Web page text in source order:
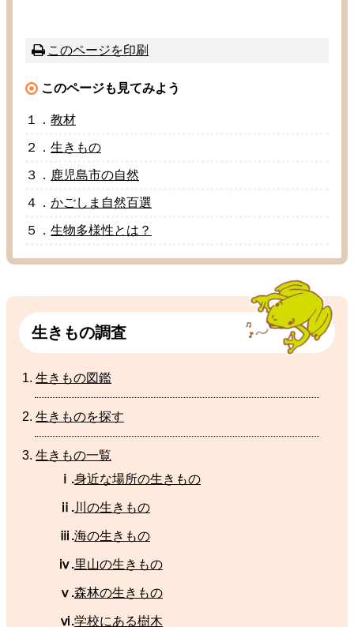
このページを印刷
このページも 見てみよう
１． 教材
２． 生きもの
３． 鹿児島市の自然
４． かごしま 自然百選
５． 生物多様性とは？
生きもの調査
生きもの図鑑
生きものを探す
生きもの一覧
ⅰ.身近な場所の生きもの
ⅱ.川 の生きもの
ⅲ.海の生きもの
ⅳ.里山の生きもの
ⅴ.森林の生きもの
ⅵ.学校にある樹木